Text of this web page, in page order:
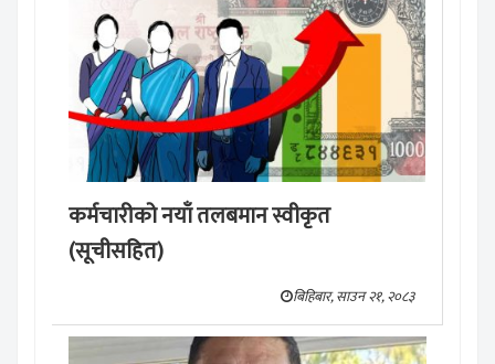
कर्मचारीको नयाँ तलबमान स्वीकृत
(सूचीसहित)
बिहिबार, साउन २१, २०८३